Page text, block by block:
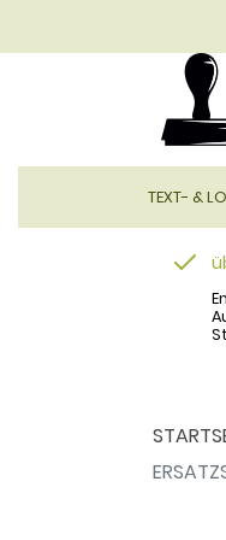
TEXT- &